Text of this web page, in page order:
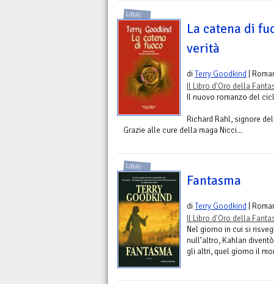
LIBRI
La catena di
verità
diTerry Goodkind |
Il Libro d'Oro della
Il nuovo romanzo del
Richard Rahl, signore
Grazie alle cure della maga Nicci...
LIBRI
Fantasma
diTerry Goodkind |
Il Libro d'Oro della
Nel giorno in cui si
null’altro, Kahlan
gli altri, quel giorno il